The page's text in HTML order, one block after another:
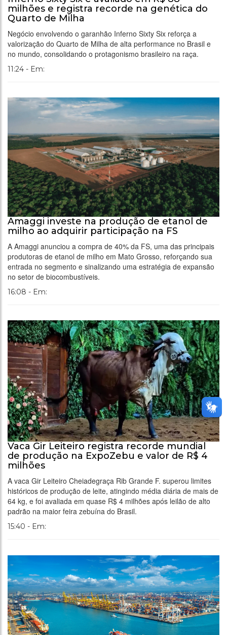
milhões e registra recorde na genética do
Quarto de Milha
Negócio envolvendo o garanhão Inferno Sixty Six reforça a
valorização do Quarto de Milha de alta performance no Brasil e
no mundo, consolidando o protagonismo brasileiro na raça.
11:24 - Em:
Amaggi investe na produção de etanol de
milho ao adquirir participação na FS
A Amaggi anunciou a compra de 40% da FS, uma das principais
produtoras de etanol de milho em Mato Grosso, reforçando sua
entrada no segmento e sinalizando uma estratégia de expansão
no setor de biocombustíveis.
16:08 - Em:
Vaca Gir Leiteiro registra recorde mundial
de produção na ExpoZebu e valor de R$ 4
milhões
A vaca Gir Leiteiro Cheiadegraça Rib Grande F. superou limites
históricos de produção de leite, atingindo média diária de mais de
64 kg, e foi avaliada em quase R$ 4 milhões após leilão de alto
padrão na maior feira zebuína do Brasil.
15:40 - Em: